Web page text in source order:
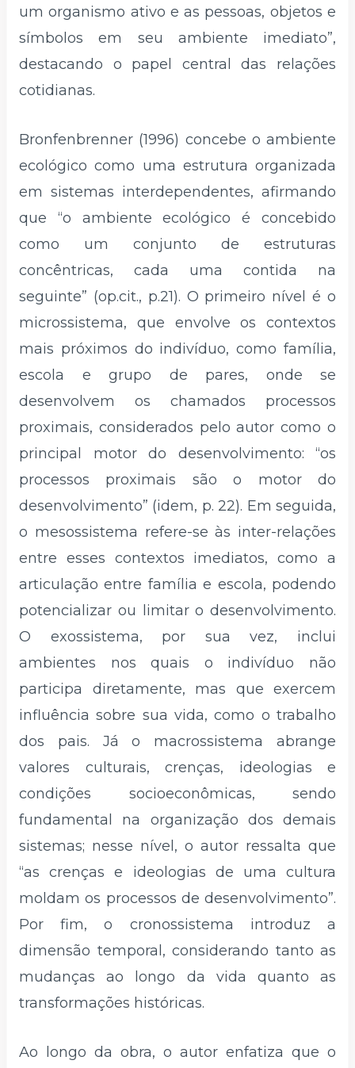
um organismo ativo e as pessoas, objetos e
símbolos em seu ambiente imediato”,
destacando o papel central das relações
cotidianas.
Bronfenbrenner (1996) concebe o ambiente
ecológico como uma estrutura organizada
em sistemas interdependentes, afirmando
que “o ambiente ecológico é concebido
como um conjunto de estruturas
concêntricas, cada uma contida na
seguinte” (op.cit., p.21). O primeiro nível é o
microssistema, que envolve os contextos
mais próximos do indivíduo, como família,
escola e grupo de pares, onde se
desenvolvem os chamados processos
proximais, considerados pelo autor como o
principal motor do desenvolvimento: “os
processos proximais são o motor do
desenvolvimento” (idem, p. 22). Em seguida,
o mesossistema refere-se às inter-relações
entre esses contextos imediatos, como a
articulação entre família e escola, podendo
potencializar ou limitar o desenvolvimento.
O exossistema, por sua vez, inclui
ambientes nos quais o indivíduo não
participa diretamente, mas que exercem
influência sobre sua vida, como o trabalho
dos pais. Já o macrossistema abrange
valores culturais, crenças, ideologias e
condições socioeconômicas, sendo
fundamental na organização dos demais
sistemas; nesse nível, o autor ressalta que
“as crenças e ideologias de uma cultura
moldam os processos de desenvolvimento”.
Por fim, o cronossistema introduz a
dimensão temporal, considerando tanto as
mudanças ao longo da vida quanto as
transformações históricas.
Ao longo da obra, o autor enfatiza que o